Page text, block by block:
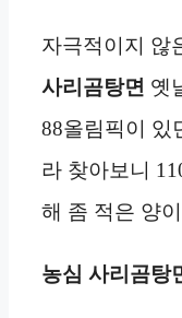
자극적이지 않
사리곰탕면 옛
88올림픽이 있
라 찾아보니
해 좀 적은 양
농심 사리곰탕